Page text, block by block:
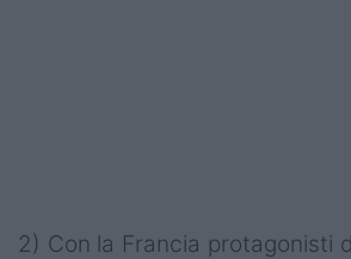
2) Con la Francia protagonisti